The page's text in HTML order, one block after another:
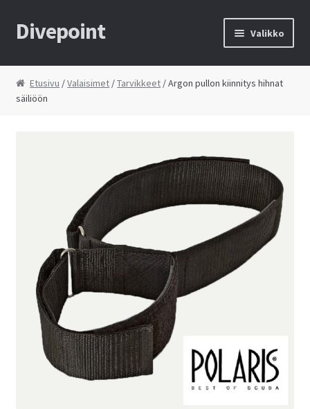
Siirry
navigointiin
Siirry
sisältöön
Divepoint Valikko
Etusivu
Tietosuojaseloste
Huolto
Ostoskori
Kassalle
Etusivu /Valaisimet /Tarvikkeet / Argon pullon kiinnitys hihnat
säiliöön